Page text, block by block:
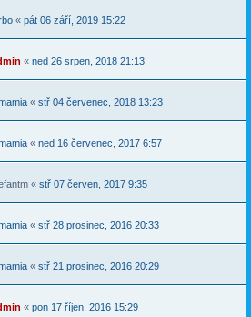
« pát 06 září, 2019 15:22
« ned 26 srpen, 2018 21:13
« stř 04 červenec, 2018 13:23
« ned 16 červenec, 2017 6:57
« stř 07 červen, 2017 9:35
« stř 28 prosinec, 2016 20:33
« stř 21 prosinec, 2016 20:29
« pon 17 říjen, 2016 15:29